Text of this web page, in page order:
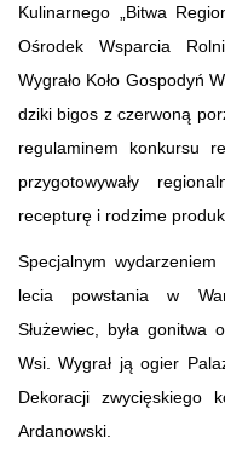
Kulinarnego „Bitwa
Ośrodek Wsparcia
Wygrało Koło Gospodyń
dziki bigos z czerwoną
regulaminem konkursu
przygotowywały
recepturę i rodzime
Specjalnym
lecia powstania w
Służewiec, była
Wsi. Wygrał ją ogier
Dekoracji zwycięskiego
Ardanowski.